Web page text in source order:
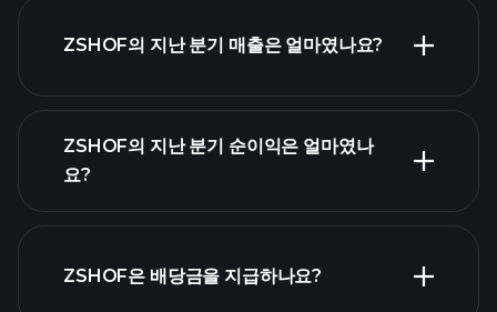
ZSHOF의 지난 분기 매출은 얼마였나요?
ZSHOF의 지난 분기 순이익은 얼마였나
요?
재무
ZSHOF은 배당금을 지급하나요?